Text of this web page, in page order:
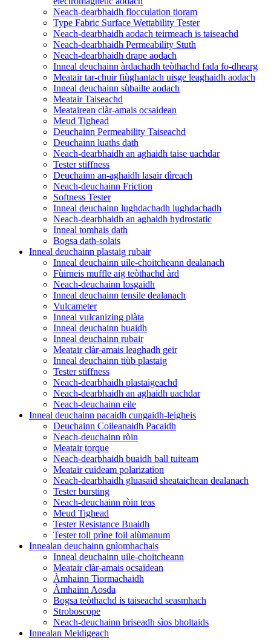
Neach-dearbhaidh flocculation tioram
Type Fabric Surface Wettability Tester
Neach-dearbhaidh aodach teirmeach is taiseachd
Neach-dearbhaidh Permeability Stuth
Neach-dearbhaidh drape aodach
Inneal deuchainn àrdachadh teòthachd fada fo-dhearg
Meatair tar-chuir fiùghantach uisge leaghaidh aodach
Inneal deuchainn sùbailte aodach
Meatair Taiseachd
Meatairean clàr-amais ocsaidean
Meud Tighead
Deuchainn Permeability Taiseachd
Deuchainn luaths dath
Neach-dearbhaidh an aghaidh taise uachdar
Tester stiffness
Deuchainn an-aghaidh lasair dìreach
Neach-deuchainn Friction
Softness Tester
Inneal deuchainn lughdachadh lughdachadh
Neach-dearbhaidh an aghaidh hydrostatic
Inneal tomhais dath
Bogsa dath-solais
Inneal deuchainn plastaig rubair
Inneal deuchainn uile-choitcheann dealanach
Fùirneis muffle aig teòthachd àrd
Neach-deuchainn losgaidh
Inneal deuchainn tensile dealanach
Vulcameter
Inneal vulcanizing plàta
Inneal deuchainn buaidh
Inneal deuchainn rubair
Meatair clàr-amais leaghadh geir
Inneal deuchainn tiùb plastaig
Tester stiffness
Neach-dearbhaidh plastaigeachd
Neach-dearbhaidh an aghaidh uachdar
Neach-deuchainn eile
Inneal deuchainn pacaidh cungaidh-leigheis
Deuchainn Coileanaidh Pacaidh
Neach-deuchainn ròin
Meatair torque
Neach-dearbhaidh buaidh ball tuiteam
Meatair cuideam polarization
Neach-dearbhaidh gluasaid sheataichean dealanach
Tester bursting
Neach-deuchainn ròin teas
Meud Tighead
Tester Resistance Buaidh
Tester toll prìne foil alùmanum
Innealan deuchainn gnìomhachais
Inneal deuchainn uile-choitcheann
Meatair clàr-amais ocsaidean
Àmhainn Tiormachaidh
Àmhainn Aosda
Bogsa teòthachd is taiseachd seasmhach
Stroboscope
Neach-deuchainn briseadh sìos bholtaids
Innealan Meidigeach